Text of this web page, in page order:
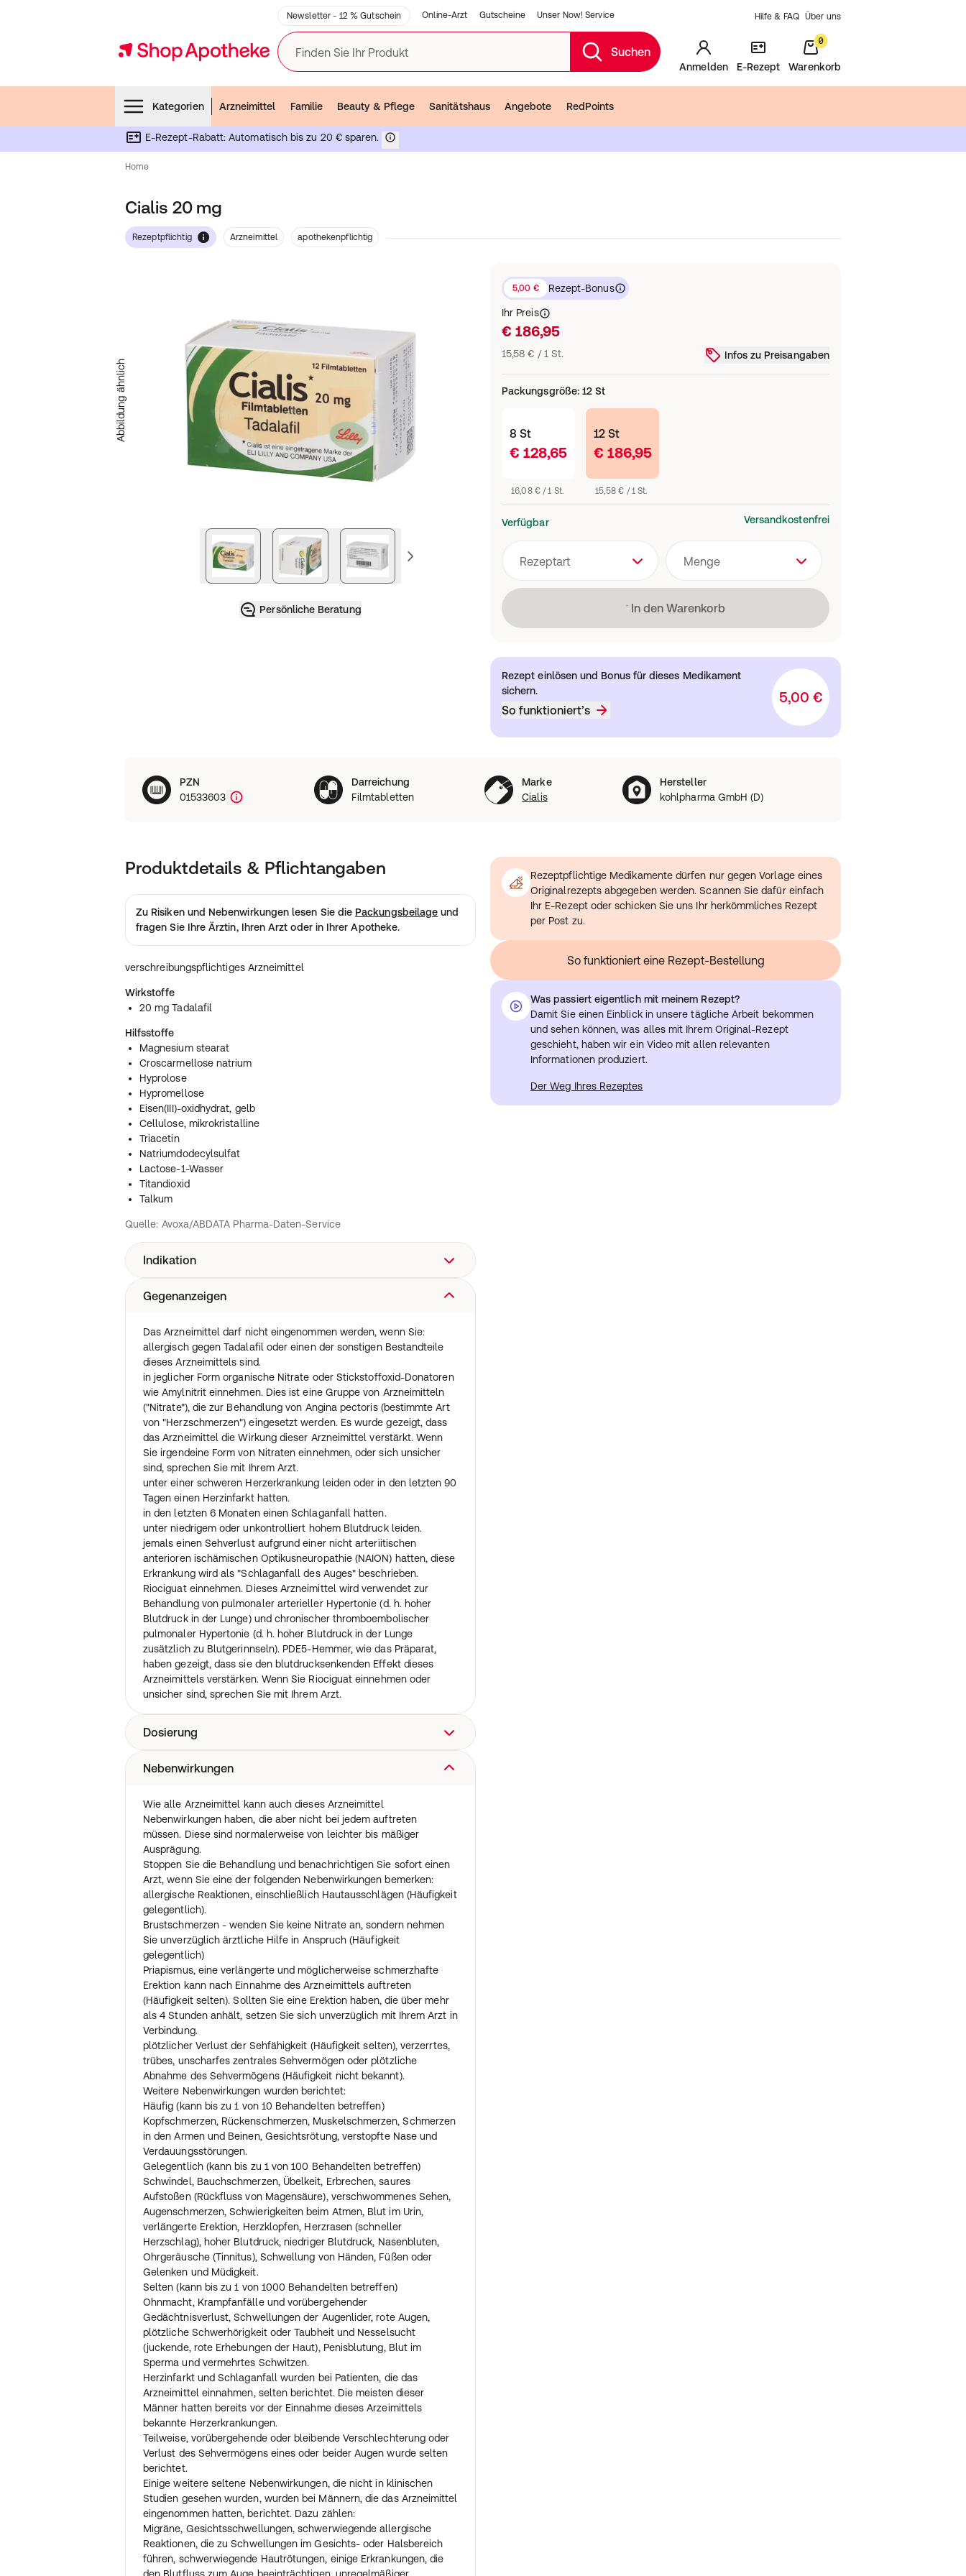
Newsletter - 12 % Gutschein Online-Arzt Gutscheine Unser Now! Service Hilfe & FAQ Über uns
Finden Sie Ihr Produkt Suchen
Anmelden E-Rezept
0
Warenkorb
Kategorien
Arzneimittel Familie Beauty & Pflege Sanitätshaus Angebote RedPoints
E-Rezept-Rabatt: Automatisch bis zu 20 € sparen.
Home
Cialis 20 mg
Rezeptpflichtig Arzneimittel apothekenpflichtig
Abbildung ähnlich
nächstes Bild vorheriges Bild
Persönliche Beratung
5,00 € Rezept-Bonus
Ihr Preis
€ 186,95
15,58 € / 1 St. Infos zu Preisangaben
Packungsgröße:12 St
8 St
€ 128,65
16,08 € / 1 St.
12 St
€ 186,95
15,58 € / 1 St.
Verfügbar Versandkostenfrei
Rezeptart Menge
Lädt
In den Warenkorb
Rezept einlösen und Bonus für dieses Medikament
sichern.
So funktioniert’s
5,00 €
PZN
01533603
Darreichung
Filmtabletten
Marke
Cialis
Hersteller
kohlpharma GmbH (D)
Produktdetails & Pflichtangaben
Zu Risiken und Nebenwirkungen lesen Sie die Packungsbeilage und
fragen Sie Ihre Ärztin, Ihren Arzt oder in Ihrer Apotheke.
verschreibungspflichtiges Arzneimittel
Wirkstoffe
20 mg Tadalafil
Hilfsstoffe
Magnesium stearat
Croscarmellose natrium
Hyprolose
Hypromellose
Eisen(III)-oxidhydrat, gelb
Cellulose, mikrokristalline
Triacetin
Natriumdodecylsulfat
Lactose-1-Wasser
Titandioxid
Talkum
Quelle: Avoxa/ABDATA Pharma-Daten-Service
Indikation
Das Arzneimittel wird zur Behandlung von erwachsenen Männern
ein Mann für eine sexuelle Aktivität keinen harten, erigierten Penis
bekommen oder aufrechterhalten kann. Das Arzneimittel zeigte
eine deutliche Verbesserung, einen harten, erigierten Penis für eine
sexuelle Aktivität zu bekommen.
Das Arzneimittel enthält als Wirkstoff Tadalafil und gehört zu einer
Gruppe von Arzneimitteln, die "Phosphodiesterase 5 Inhibitoren"
genannt werden. Nach einer sexuellen Stimulierung hilft das
Arzneimittel, die Blutgefäße in Ihrem Penis zu entspannen, wodurch
ein Blutstrom in Ihren Penis ermöglicht wird. Das Ergebnis ist eine
verbesserte Erektion. Das Arzneimittel wird Ihnen nicht helfen,
wenn Sie nicht unter einer erektilen Dysfunktion leiden.
Es ist wichtig zu beachten, dass das Arzneimittel ohne eine
sexuelle Stimulation nicht wirkt. Ein partnerschaftliches Vorspiel
kann notwendig sein, so wie wenn Sie kein Arzneimittel gegen
erektile Dysfunktion eingenommen hätten.
Gegenanzeigen
Das Arzneimittel darf nicht eingenommen werden, wenn Sie:
allergisch gegen Tadalafil oder einen der sonstigen Bestandteile
dieses Arzneimittels sind.
in jeglicher Form organische Nitrate oder Stickstoffoxid-Donatoren
wie Amylnitrit einnehmen. Dies ist eine Gruppe von Arzneimitteln
("Nitrate"), die zur Behandlung von Angina pectoris (bestimmte Art
von "Herzschmerzen") eingesetzt werden. Es wurde gezeigt, dass
das Arzneimittel die Wirkung dieser Arzneimittel verstärkt. Wenn
Sie irgendeine Form von Nitraten einnehmen, oder sich unsicher
sind, sprechen Sie mit Ihrem Arzt.
unter einer schweren Herzerkrankung leiden oder in den letzten 90
Tagen einen Herzinfarkt hatten.
in den letzten 6 Monaten einen Schlaganfall hatten.
unter niedrigem oder unkontrolliert hohem Blutdruck leiden.
jemals einen Sehverlust aufgrund einer nicht arteriitischen
anterioren ischämischen Optikusneuropathie (NAION) hatten, diese
Erkrankung wird als "Schlaganfall des Auges" beschrieben.
Riociguat einnehmen. Dieses Arzneimittel wird verwendet zur
Behandlung von pulmonaler arterieller Hypertonie (d. h. hoher
Blutdruck in der Lunge) und chronischer thromboembolischer
pulmonaler Hypertonie (d. h. hoher Blutdruck in der Lunge
zusätzlich zu Blutgerinnseln). PDE5-Hemmer, wie das Präparat,
haben gezeigt, dass sie den blutdrucksenkenden Effekt dieses
Arzneimittels verstärken. Wenn Sie Riociguat einnehmen oder
unsicher sind, sprechen Sie mit Ihrem Arzt.
Dosierung
Nehmen Sie dieses Arzneimittel immer genau nach Absprache mit
wenn Sie sich nicht sicher sind.
Die empfohlene Anfangsdosis ist eine 10 mg Tablette vor sexueller
Aktivität. Wenn die Wirkung dieser Dosierung zu gering ist, kann Ihr
Arzt die Dosierung auf 20 mg erhöhen.
Nehmen Sie das Arzneimittel nicht öfter als einmal pro Tag ein.
Tadalafil 10 mg und 20 mg sind vorgesehen zur Einnahme vor einer
erwarteten sexuellen Aktivität und die tägliche Einnahme über
einen längeren Zeitraum wird nicht empfohlen.
Es ist wichtig zu beachten, dass das Präparat nur bei sexueller
Stimulierung wirkt. Ein partnerschaftliches Vorspiel kann notwendig
sein, so wie wenn Sie kein Arzneimittel gegen erektile Dysfunktion
eingenommen hätten.
Wenn Sie eine größere Menge eingenommen haben, als Sie sollten
Informieren Sie Ihren Arzt. Es könnte sein, dass Nebenwirkungen
auftreten, wie in Kategorie "Nebenwirkungen" beschrieben.
Wenn Sie weitere Fragen zur Anwendung des Arzneimittels haben,
wenden Sie sich an Ihren Arzt oder Apotheker.
Nebenwirkungen
Wie alle Arzneimittel kann auch dieses Arzneimittel
Nebenwirkungen haben, die aber nicht bei jedem auftreten
müssen. Diese sind normalerweise von leichter bis mäßiger
Ausprägung.
Stoppen Sie die Behandlung und benachrichtigen Sie sofort einen
Arzt, wenn Sie eine der folgenden Nebenwirkungen bemerken:
allergische Reaktionen, einschließlich Hautausschlägen (Häufigkeit
gelegentlich).
Brustschmerzen - wenden Sie keine Nitrate an, sondern nehmen
Sie unverzüglich ärztliche Hilfe in Anspruch (Häufigkeit
gelegentlich)
Priapismus, eine verlängerte und möglicherweise schmerzhafte
Erektion kann nach Einnahme des Arzneimittels auftreten
(Häufigkeit selten). Sollten Sie eine Erektion haben, die über mehr
als 4 Stunden anhält, setzen Sie sich unverzüglich mit Ihrem Arzt in
Verbindung.
plötzlicher Verlust der Sehfähigkeit (Häufigkeit selten), verzerrtes,
trübes, unscharfes zentrales Sehvermögen oder plötzliche
Abnahme des Sehvermögens (Häufigkeit nicht bekannt).
Weitere Nebenwirkungen wurden berichtet:
Häufig (kann bis zu 1 von 10 Behandelten betreffen)
Kopfschmerzen, Rückenschmerzen, Muskelschmerzen, Schmerzen
in den Armen und Beinen, Gesichtsrötung, verstopfte Nase und
Verdauungsstörungen.
Gelegentlich (kann bis zu 1 von 100 Behandelten betreffen)
Schwindel, Bauchschmerzen, Übelkeit, Erbrechen, saures
Aufstoßen (Rückfluss von Magensäure), verschwommenes Sehen,
Augenschmerzen, Schwierigkeiten beim Atmen, Blut im Urin,
verlängerte Erektion, Herzklopfen, Herzrasen (schneller
Herzschlag), hoher Blutdruck, niedriger Blutdruck, Nasenbluten,
Ohrgeräusche (Tinnitus), Schwellung von Händen, Füßen oder
Gelenken und Müdigkeit.
Selten (kann bis zu 1 von 1000 Behandelten betreffen)
Ohnmacht, Krampfanfälle und vorübergehender
Gedächtnisverlust, Schwellungen der Augenlider, rote Augen,
plötzliche Schwerhörigkeit oder Taubheit und Nesselsucht
(juckende, rote Erhebungen der Haut), Penisblutung, Blut im
Sperma und vermehrtes Schwitzen.
Herzinfarkt und Schlaganfall wurden bei Patienten, die das
Arzneimittel einnahmen, selten berichtet. Die meisten dieser
Männer hatten bereits vor der Einnahme dieses Arzeimittels
bekannte Herzerkrankungen.
Teilweise, vorübergehende oder bleibende Verschlechterung oder
Verlust des Sehvermögens eines oder beider Augen wurde selten
berichtet.
Einige weitere seltene Nebenwirkungen, die nicht in klinischen
Studien gesehen wurden, wurden bei Männern, die das Arzneimittel
eingenommen hatten, berichtet. Dazu zählen:
Migräne, Gesichtsschwellungen, schwerwiegende allergische
Reaktionen, die zu Schwellungen im Gesichts- oder Halsbereich
führen, schwerwiegende Hautrötungen, einige Erkrankungen, die
Rezeptpflichtige Medikamente dürfen nur gegen Vorlage eines
Originalrezepts abgegeben werden. Scannen Sie dafür einfach
Ihr E-Rezept oder schicken Sie uns Ihr herkömmliches Rezept
per Post zu.
So funktioniert eine Rezept-Bestellung
Was passiert eigentlich mit meinem Rezept?
Damit Sie einen Einblick in unsere tägliche Arbeit bekommen
und sehen können, was alles mit Ihrem Original-Rezept
geschieht, haben wir ein Video mit allen relevanten
Informationen produziert.
Der Weg Ihres Rezeptes